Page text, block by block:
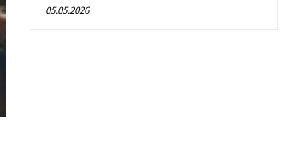
05.05.2026